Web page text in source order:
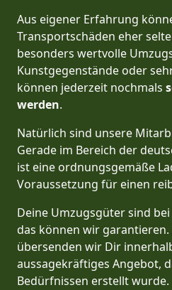
Aus eigener Erfahrung
Transportschäden eher
besonders wertvolle
Kunstgegenstände oder
können jederzeit nochmals
werden.
Natürlich sind unsere
Gerade im Bereich der
ist eine ordnungsgemäße
Voraussetzung für einen
Deine Umzugsgüter sind bei
das können wir garantieren.
übersenden wir Dir
aussagekräftiges Angebot,
Bedürfnissen erstellt wurde.